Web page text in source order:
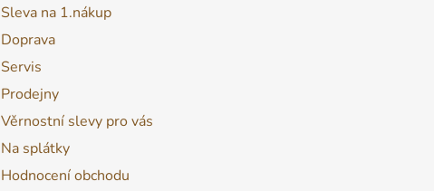
Sleva na 1.nákup
Doprava
Servis
Prodejny
Věrnostní slevy pro vás
Na splátky
Hodnocení obchodu